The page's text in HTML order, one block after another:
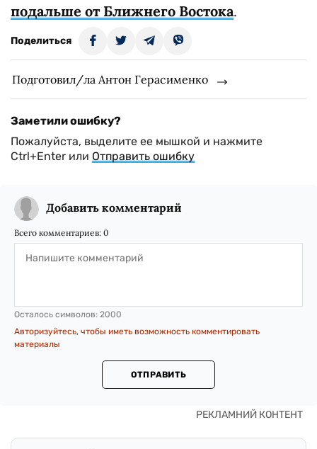
подальше от Ближнего Востока.
Поделиться
Подготовил/ла Антон Герасименко
Заметили ошибку?
Пожалуйста, выделите ее мышкой и нажмите
Ctrl+Enter или Отправить ошибку
Добавить комментарий
Всего комментариев: 0
Осталось символов: 2000
Авторизуйтесь, чтобы иметь возможность комментировать
материалы
ОТПРАВИТЬ